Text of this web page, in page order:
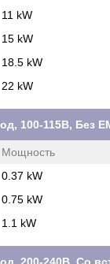
11 kW
15 kW
18.5 kW
22 kW
100-115В, Без
Мощность
0.37 kW
0.75 kW
1.1 kW